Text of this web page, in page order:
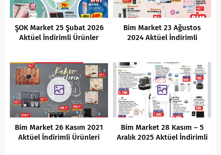
ŞOK Market 25 Şubat 2026
Aktüel İndirimli Ürünler
Bim Market 23 Ağustos
2024 Aktüel İndirimli
Bim Market 26 Kasım 2021
Aktüel İndirimli Ürünleri
Bim Market 28 Kasım – 5
Aralık 2025 Aktüel İndirimli